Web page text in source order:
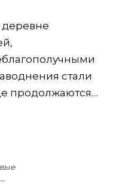
деревне
стали
продолжаются…